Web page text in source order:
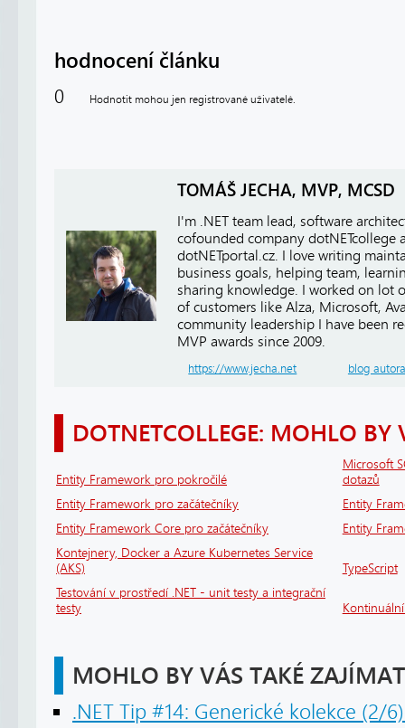
hodnocení článku
0 Hodnotit mohou jen registrované uživatelé.
TOMÁŠ JECHA, MVP, MCSD
I'm .NET team lead, software
cofounded company
dotNETportal.cz. I love writing
business goals, helping team,
sharing knowledge. I worked on lot
of customers like Alza, Microsoft,
community leadership I have been
MVP awards since 2009.
https://www.jecha.net blog autora
DOTNETCOLLEGE: MOHLO BY
Entity Framework pro pokročilé
Microsoft
dotazů
Entity Framework pro začátečníky
Entity
Entity Framework Core pro začátečníky
Entity
Kontejnery, Docker a Azure Kubernetes Service
(AKS)
TypeScript
Testování v prostředí .NET - unit testy a integrační
testy
MOHLO BY VÁS TAKÉ ZAJÍMAT
.NET Tip #14: Generické kolekce (2/